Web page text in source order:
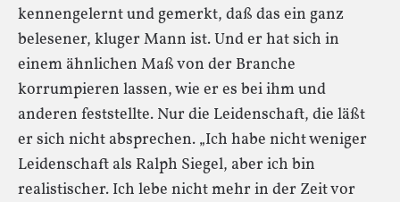
kennengelernt und gemerkt, daß das ein ganz
belesener, kluger Mann ist. Und er hat sich in
einem ähnlichen Maß von der Branche
korrumpieren lassen, wie er es bei ihm und
anderen feststellte. Nur die Leidenschaft, die läßt
er sich nicht absprechen. „Ich habe nicht weniger
Leidenschaft als Ralph Siegel, aber ich bin
realistischer. Ich lebe nicht mehr in der Zeit vor